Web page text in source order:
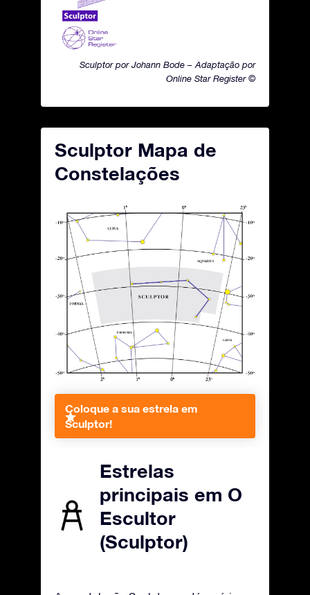
Sculptor por Johann Bode – Adaptação por
Online Star Register ©
Sculptor Mapa de
Constelações
Coloque a sua estrela em
Sculptor!
Estrelas
principais em O
Escultor
(Sculptor)